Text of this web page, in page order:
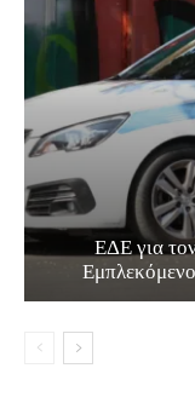
ΕΔΕ για